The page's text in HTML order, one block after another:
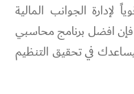
الجوانب المالية
افضل برنامج محاسبي
في تحقيق التنظيم